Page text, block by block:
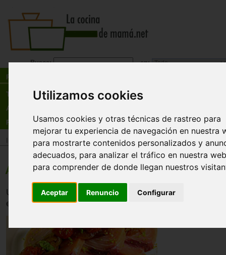
Utilizamos cookies
Usamos cookies y otras técnicas de rastreo para
mejorar tu experiencia de navegación en nuestra
para mostrarte contenidos personalizados y
adecuados, para analizar el tráfico en nuestra
para comprender de donde llegan nuestros
Aceptar Renuncio Configurar
Busca: en:
Recetas
Tienda
Actualidad
Registro
Recetas>Pescados y mariscos
Atún con jamón
Un rico lomo de pescado con el toque salado del jamón
en aromática salsa